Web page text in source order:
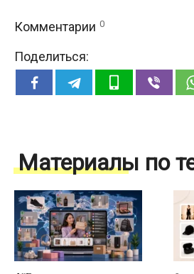
Комментарии 0
Поделиться:
Материалы по